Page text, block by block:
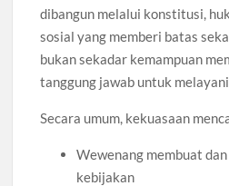
dibangun melalui konstitusi,
sosial yang memberi batas
bukan sekadar kemampuan
tanggung jawab untuk
Secara umum, kekuasaan
Wewenang membuat
kebijakan